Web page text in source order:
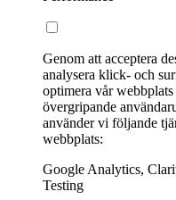
Genom att acceptera
analysera klick- och
optimera vår
övergripande
använder vi följande
webbplats:
Google Analytics,
Testing